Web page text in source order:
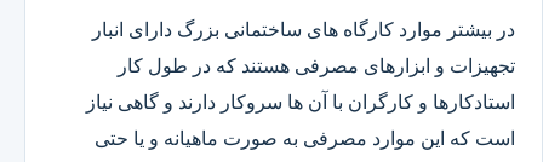
در بیشتر موارد کارگاه های ساختمانی بزرگ دارای انبار
تجهیزات و ابزارهای مصرفی هستند که در طول کار
استادکارها و کارگران با آن ها سروکار دارند و گاهی نیاز
است که این موارد مصرفی به صورت ماهیانه و یا حتی